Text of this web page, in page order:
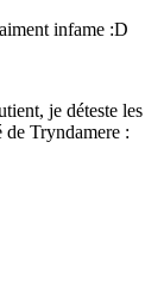
infame :D
je déteste les
de Tryndamere :